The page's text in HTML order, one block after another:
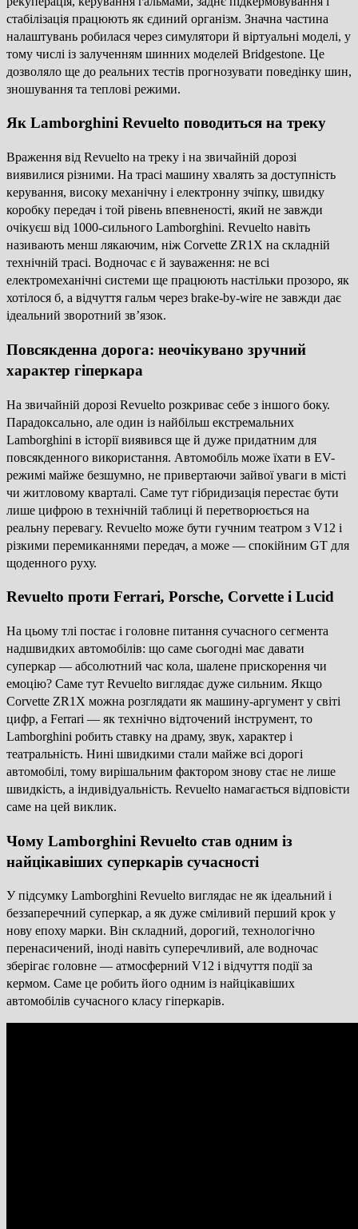
стабілізація працюють як єдиний організм. Значна частина
налаштувань робилася через симулятори й віртуальні моделі, у
тому числі із залученням шинних моделей Bridgestone. Це
дозволяло ще до реальних тестів прогнозувати поведінку шин,
зношування та теплові режими.
Як Lamborghini Revuelto поводиться на треку
Враження від Revuelto на треку і на звичайній дорозі
виявилися різними. На трасі машину хвалять за доступність
керування, високу механічну і електронну зчіпку, швидку
коробку передач і той рівень впевненості, який не завжди
очікуєш від 1000-сильного Lamborghini. Revuelto навіть
називають менш лякаючим, ніж Corvette ZR1X на складній
технічній трасі. Водночас є й зауваження: не всі
електромеханічні системи ще працюють настільки прозоро, як
хотілося б, а відчуття гальм через brake-by-wire не завжди дає
ідеальний зворотний зв’язок.
Повсякденна дорога: неочікувано зручний
характер гіперкара
На звичайній дорозі Revuelto розкриває себе з іншого боку.
Парадоксально, але один із найбільш екстремальних
Lamborghini в історії виявився ще й дуже придатним для
повсякденного використання. Автомобіль може їхати в EV-
режимі майже безшумно, не привертаючи зайвої уваги в місті
чи житловому кварталі. Саме тут гібридизація перестає бути
лише цифрою в технічній таблиці й перетворюється на
реальну перевагу. Revuelto може бути гучним театром з V12 і
різкими перемиканнями передач, а може — спокійним GT для
щоденного руху.
Revuelto проти Ferrari, Porsche, Corvette і Lucid
На цьому тлі постає і головне питання сучасного сегмента
надшвидких автомобілів: що саме сьогодні має давати
суперкар — абсолютний час кола, шалене прискорення чи
емоцію? Саме тут Revuelto виглядає дуже сильним. Якщо
Corvette ZR1X можна розглядати як машину-аргумент у світі
цифр, а Ferrari — як технічно відточений інструмент, то
Lamborghini робить ставку на драму, звук, характер і
театральність. Нині швидкими стали майже всі дорогі
автомобілі, тому вирішальним фактором знову стає не лише
швидкість, а індивідуальність. Revuelto намагається відповісти
саме на цей виклик.
Чому Lamborghini Revuelto став одним із
найцікавіших суперкарів сучасності
У підсумку Lamborghini Revuelto виглядає не як ідеальний і
беззаперечний суперкар, а як дуже сміливий перший крок у
нову епоху марки. Він складний, дорогий, технологічно
перенасичений, іноді навіть суперечливий, але водночас
зберігає головне — атмосферний V12 і відчуття події за
кермом. Саме це робить його одним із найцікавіших
автомобілів сучасного класу гіперкарів.